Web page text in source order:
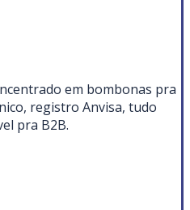
em bombonas pra
registro Anvisa, tudo
pra B2B.